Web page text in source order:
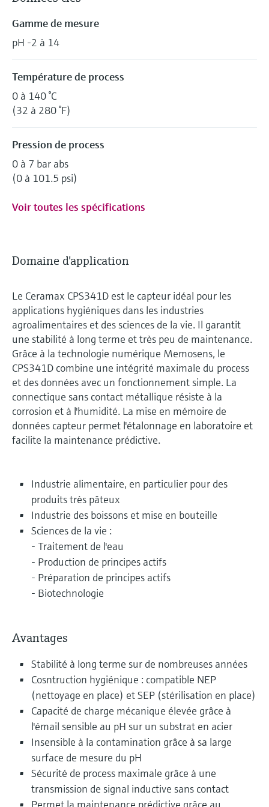
Gamme de mesure
pH -2 à 14
Température de process
0 à 140 °C
(32 à 280 °F)
Pression de process
0 à 7 bar abs
(0 à 101.5 psi)
Voir toutes les spécifications
Domaine d'application
Le Ceramax CPS341D est le capteur idéal pour les
applications hygiéniques dans les industries
agroalimentaires et des sciences de la vie. Il garantit
une stabilité à long terme et très peu de maintenance.
Grâce à la technologie numérique Memosens, le
CPS341D combine une intégrité maximale du process
et des données avec un fonctionnement simple. La
connectique sans contact métallique résiste à la
corrosion et à l'humidité. La mise en mémoire de
données capteur permet l'étalonnage en laboratoire et
facilite la maintenance prédictive.
Industrie alimentaire, en particulier pour des
produits très pâteux
Industrie des boissons et mise en bouteille
Sciences de la vie :
- Traitement de l'eau
- Production de principes actifs
- Préparation de principes actifs
- Biotechnologie
Avantages
Stabilité à long terme sur de nombreuses années
Cosntruction hygiénique : compatible NEP
(nettoyage en place) et SEP (stérilisation en place)
Capacité de charge mécanique élevée grâce à
l'émail sensible au pH sur un substrat en acier
Insensible à la contamination grâce à sa large
surface de mesure du pH
Sécurité de process maximale grâce à une
transmission de signal inductive sans contact